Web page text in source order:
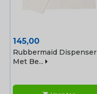
Prijs
145,00
Rubbermaid Dispenser
Met Be...